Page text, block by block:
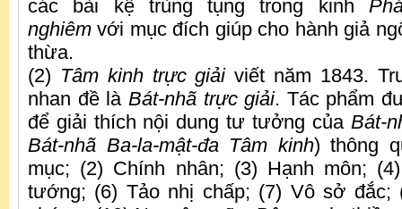
các bài kệ trùng tụng trong kinh
nghiêm với mục đích giúp cho hành giả
thừa.
(2) Tâm kinh trực giảiviết năm 1843.
nhan đề là Bát-nhã trực giải. Tác phẩm
để giải thích nội dung tư tưởng của Bát-
Bát-nhã Ba-la-mật-đa Tâm kinh) thông
mục; (2) Chính nhân; (3) Hạnh môn;
tướng; (6) Tảo nhị chấp; (7) Vô sở đắc;